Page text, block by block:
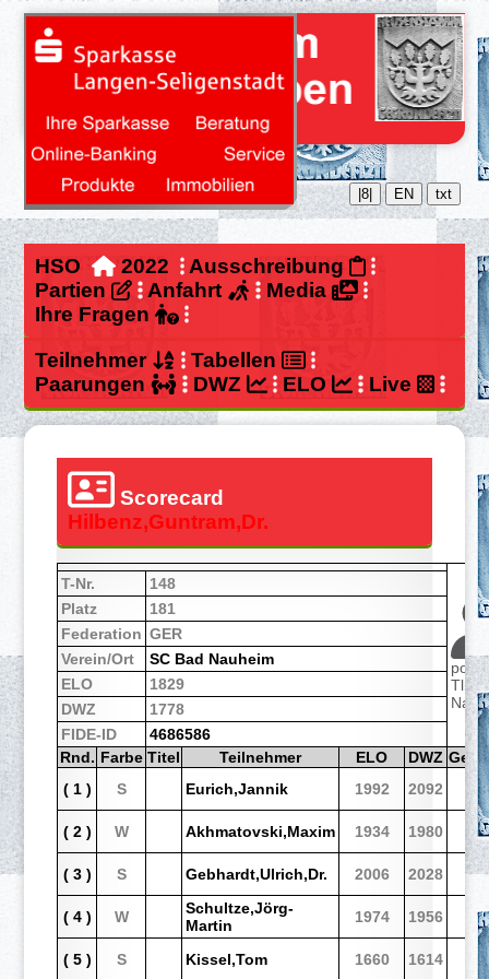
|8| EN txt
HSO 2022
Ausschreibung
Partien
Anfahrt
Media
Ihre Fragen
Teilnehmer
Tabellen
Paarungen
DWZ ELO Live
Scorecard
Hilbenz,Guntram,Dr.
por/
T-Nr.
148
Platz
181
Federation GER
Verein/Ort
SC Bad Nauheim
ELO
1829
DWZ
1778
FIDE-ID
4686586
Rnd. Farbe Titel Teilnehmer ELO DWZ Gen
( 1 )
S Eurich,Jannik 1992 2092
( 2 )
W Akhmatovski,Maxim 1934 1980
( 3 )
S Gebhardt,Ulrich,Dr. 2006 2028
( 4 )
W
Schultze,Jörg-
Martin
1974 1956
( 5 )
S Kissel,Tom 1660 1614